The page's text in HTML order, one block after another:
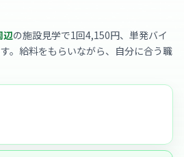
辺の施設見学で1回4,150円、単発バイ
。給料をもらいながら、自分に合う職